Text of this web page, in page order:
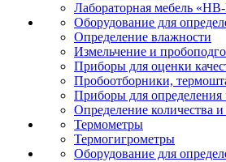
Лабораторная мебель
Оборудование для
Определение влажности
Измельчение и
Приборы для оценки
Пробоотборники,
Приборы для определения
Определение количества
Термометры
Термогигрометры
Оборудование для